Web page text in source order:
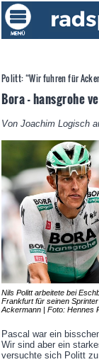
Politt: “Wir fuhren für
Bora - hansgrohe
Von Joachim Logisch
Nils Politt arbeitete bei
Frankfurt für seinen
Ackermann | Foto: Hennes
Pascal war ein
Wir sind aber ein
versuchte sich Politt